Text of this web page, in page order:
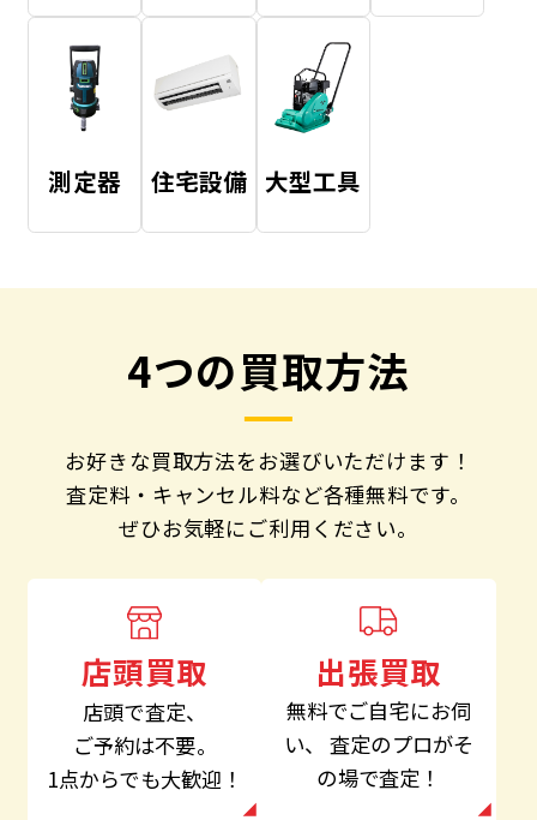
測定器 住宅設備 大型工具
4つの買取方法
お好きな買取方法をお選びいただけます！
査定料・キャンセル料など各種無料です。
ぜひお気軽にご利用ください。
店頭買取
店頭で査定、
ご予約は不要。
1点からでも大歓迎！
出張買取
無料でご自宅にお伺
い、 査定のプロがそ
の場で査定！